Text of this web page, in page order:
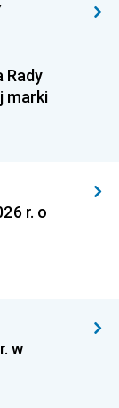
Rady
marki
r. o
w